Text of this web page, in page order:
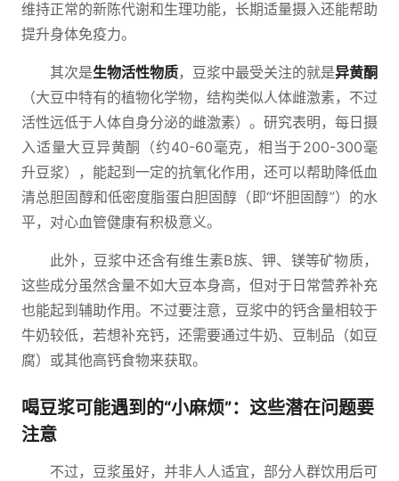
维持正常的新陈代谢和生理功能，长期适量摄入还能帮助
提升身体免疫力。
其次是生物活性物质，豆浆中最受关注的就是异黄酮
（大豆中特有的植物化学物，结构类似人体雌激素，不过
活性远低于人体自身分泌的雌激素）。研究表明，每日摄
入适量大豆异黄酮（约40-60毫克，相当于200-300毫
升豆浆），能起到一定的抗氧化作用，还可以帮助降低血
清总胆固醇和低密度脂蛋白胆固醇（即“坏胆固醇”）的水
平，对心血管健康有积极意义。
此外，豆浆中还含有维生素B族、钾、镁等矿物质，
这些成分虽然含量不如大豆本身高，但对于日常营养补充
也能起到辅助作用。不过要注意，豆浆中的钙含量相较于
牛奶较低，若想补充钙，还需要通过牛奶、豆制品（如豆
腐）或其他高钙食物来获取。
喝豆浆可能遇到的“小麻烦”：这些潜在问题要
注意
不过，豆浆虽好，并非人人适宜，部分人群饮用后可